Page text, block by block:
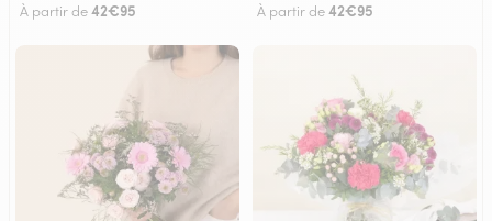
À partir de42€95 À partir de42€95